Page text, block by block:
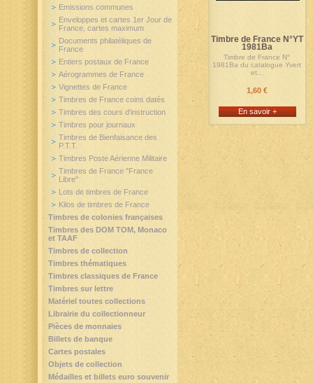
Timbre de France N°YT
1981Ba
Timbre de France N°
1981Ba du catalogue Yvert
et...
1,60 €
En savoir +
Emissions communes
Enveloppes et cartes 1er Jour de
France, cartes maximum
Documents philatéliques de
France
Entiers postaux de France
Aérogrammes de France
Vignettes de France
Timbres de France coins datés
Timbres des cours d'instruction
Timbres pour journaux
Timbres de Bienfaisance des
P.T.T.
Timbres Poste Aérienne Militaire
Timbres de France "France
Libre"
Lots de timbres de France
Kilos de timbres de France
Timbres de colonies françaises
Timbres des DOM TOM, Monaco
et TAAF
Timbres de collection
Timbres thématiques
Timbres classiques de France
Timbres sur lettre
Matériel toutes collections
Librairie du collectionneur
Pièces de monnaies
Billets de banque
Cartes postales
Objets de collection
Médailles et billets euro souvenir